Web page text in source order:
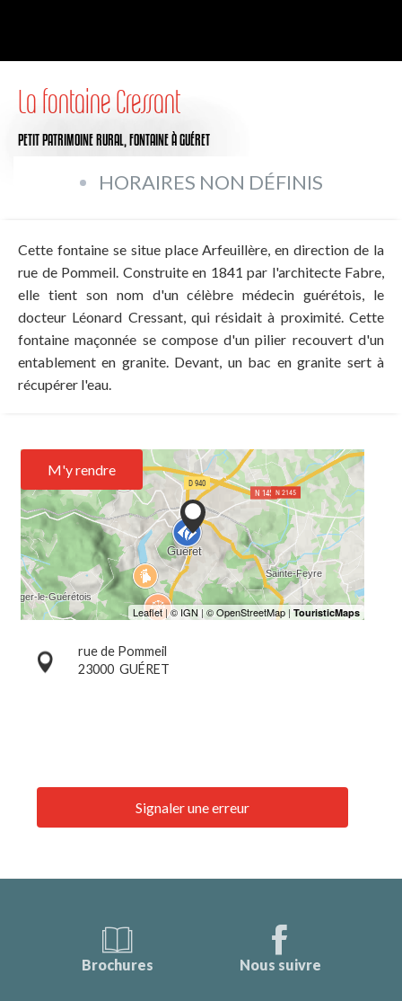
La fontaine Cressant
PETIT PATRIMOINE RURAL,FONTAINEÀ GUÉRET
HORAIRES NON DÉFINIS
Cette fontaine se situe place Arfeuillère, en direction de la
rue de Pommeil. Construite en 1841 par l'architecte Fabre,
elle tient son nom d'un célèbre médecin guérétois, le
docteur Léonard Cressant, qui résidait à proximité. Cette
fontaine maçonnée se compose d'un pilier recouvert d'un
entablement en granite. Devant, un bac en granite sert à
récupérer l'eau.
M'y rendre
rue de Pommeil
23000 GUÉRET
Signaler une erreur
Brochures Nous suivre